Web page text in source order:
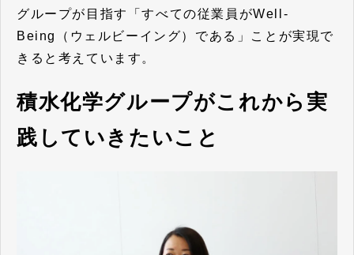
グループが目指す「すべての従業員がWell-
Being（ウェルビーイング）である」ことが実現で
きると考えています。
積水化学グループがこれから実
践していきたいこと